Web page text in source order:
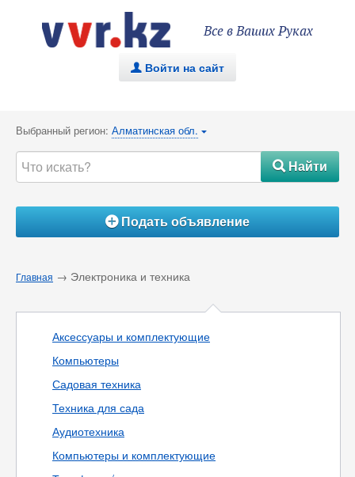
Все в Ваших Руках
. Войти на сайт
Выбранный регион: Алматинская обл. {
#Найти
ÁПодать объявление
Главная → Электроника и техника
Аксессуары и комплектующие
Компьютеры
Садовая техника
Техника для сада
Аудиотехника
Компьютеры и комплектующие